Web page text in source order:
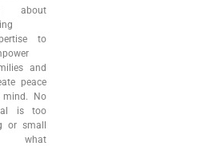
about
to
and
peace
No
is too
or small
what